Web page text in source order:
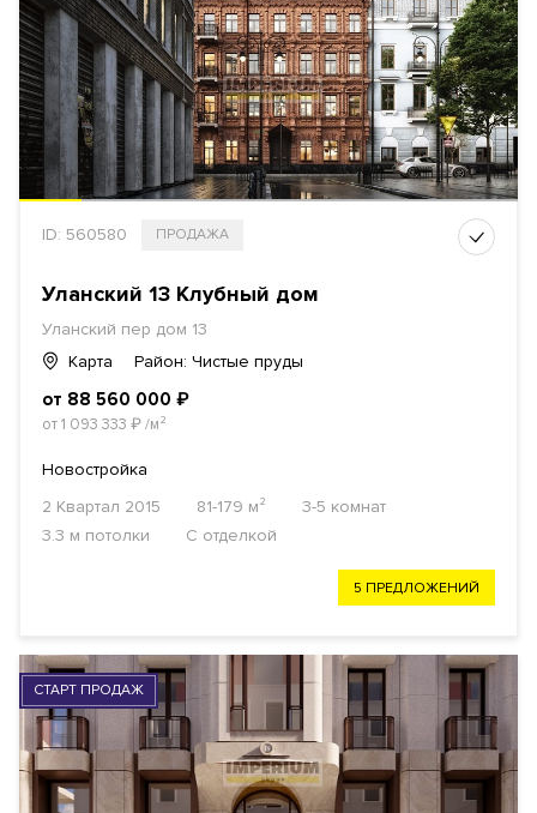
ID: 560580 ПРОДАЖА
Уланский 13 Клубный дом
Уланский пер дом 13
Карта
Район: Чистые пруды
от 88 560 000 ₽
от 1 093 333 ₽/м²
Новостройка
2 Квартал 2015
81-179 м²
3-5 комнат
3.3 м потолки
С отделкой
5 ПРЕДЛОЖЕНИЙ
СТАРТ ПРОДАЖ